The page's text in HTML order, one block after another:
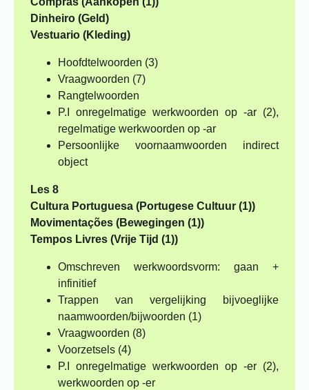
Dinheiro (Geld)
Vestuario (Kleding)
Hoofdtelwoorden (3)
Vraagwoorden (7)
Rangtelwoorden
P.I onregelmatige werkwoorden op -ar (2),
regelmatige werkwoorden op -ar
Persoonlijke voornaamwoorden indirect
object
Les 8
Cultura Portuguesa (Portugese Cultuur (1))
Movimentações (Bewegingen (1))
Tempos Livres (Vrije Tijd (1))
Omschreven werkwoordsvorm: gaan +
infinitief
Trappen van vergelijking bijvoeglijke
naamwoorden/bijwoorden (1)
Vraagwoorden (8)
Voorzetsels (4)
P.I onregelmatige werkwoorden op -er (2),
werkwoorden op -er